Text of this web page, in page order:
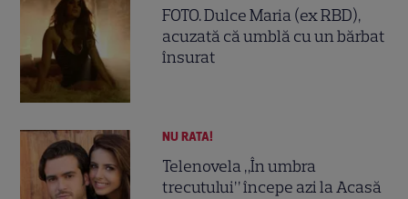
FOTO. Dulce Maria (ex RBD),
acuzată că umblă cu un bărbat
însurat
NU RATA!
Telenovela „În umbra
trecutului” începe azi la Acasă